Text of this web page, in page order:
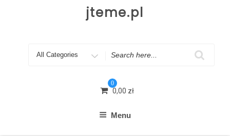
jteme.pl
Search
0
0,00 zł
Menu